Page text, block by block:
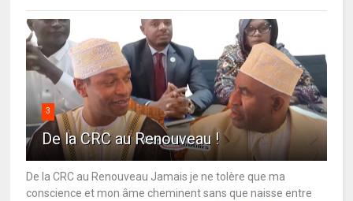
3
De la CRC au Renouveau !
De la CRC au Renouveau Jamais je ne tolère que ma
conscience et mon âme cheminent sans que naisse entre